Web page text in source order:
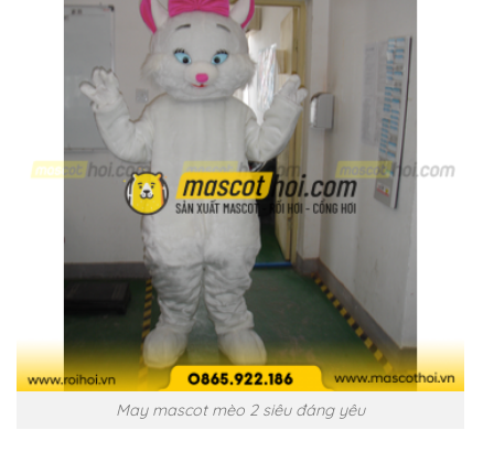
May mascot mèo 2 siêu đáng yêu